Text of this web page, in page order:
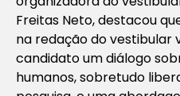
Freitas Neto, destacou
na redação do vestibular
candidato um diálogo
humanos, sobretudo